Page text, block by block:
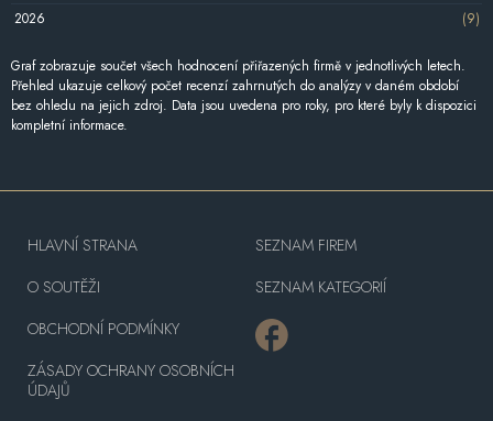
2026
(9)
Graf zobrazuje součet všech hodnocení přiřazených firmě v jednotlivých letech.
Přehled ukazuje celkový počet recenzí zahrnutých do analýzy v daném období
bez ohledu na jejich zdroj. Data jsou uvedena pro roky, pro které byly k dispozici
kompletní informace.
HLAVNÍ STRANA
O SOUTĚŽI
OBCHODNÍ PODMÍNKY
ZÁSADY OCHRANY OSOBNÍCH
ÚDAJŮ
SEZNAM FIREM
SEZNAM KATEGORIÍ